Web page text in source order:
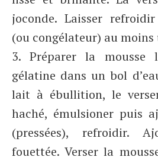
joconde. Laisser
(ou congélateur) au moins
3. Préparer la mousse
gélatine dans un bol
lait à ébullition, le
haché, émulsioner puis
(pressées), refroidir.
fouettée. Verser la